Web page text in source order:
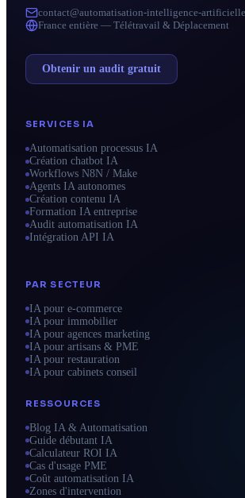
contact@automatisation-intelligence-
France entière — Télétravail & Déplacement
Obtenir un audit gratuit
SERVICES IA
Automatisation processus IA
Création chatbot IA
Workflows N8N / Make
Agents IA autonomes
Création contenu IA
Formation IA entreprise
Audit automatisation IA
Intégration API IA
PAR SECTEUR
IA pour e-commerce
IA pour immobilier
IA pour agences marketing
IA pour artisans & PME
IA pour restauration
IA pour cabinets conseil
RESSOURCES
Blog IA & Automatisation
Guide débutant IA
Calculateur ROI IA
Cas d'usage PME
Coût automatisation IA
Zones d'intervention